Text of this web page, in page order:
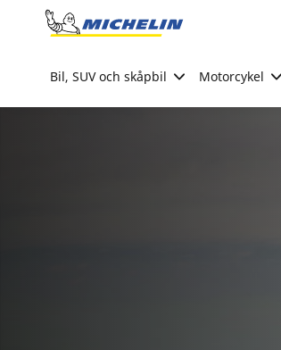
Go to page content
Bil, SUV och skåpbil Motorcykel